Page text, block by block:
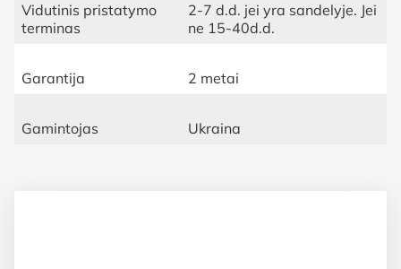
Vidutinis pristatymo
terminas
2-7 d.d. jei yra sandelyje. Jei
ne 15-40d.d.
Garantija 2 metai
Gamintojas Ukraina